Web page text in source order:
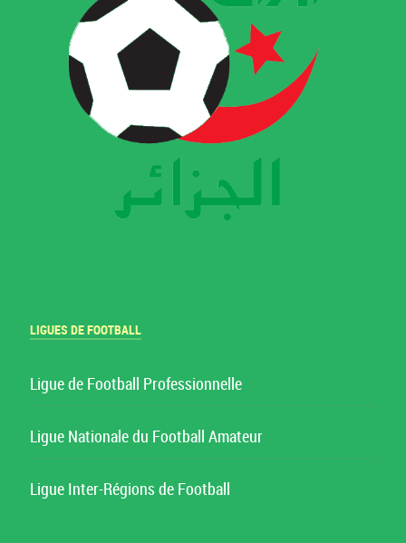
LIGUES DE FOOTBALL
Ligue de Football Professionnelle
Ligue Nationale du Football Amateur
Ligue Inter-Régions de Football